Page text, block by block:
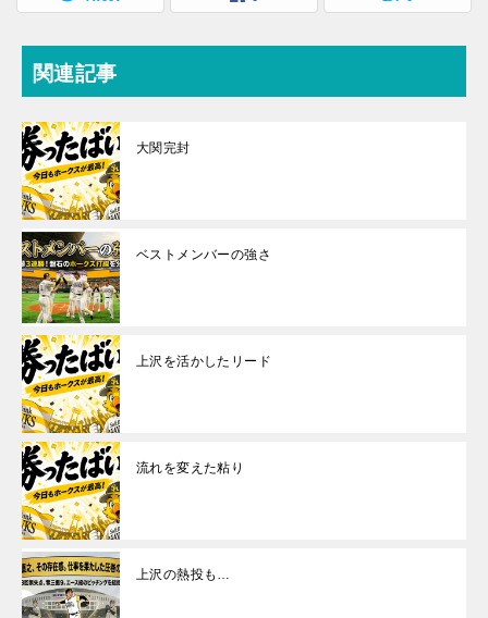
関連記事
大関完封
ベストメンバーの強さ
上沢を活かしたリード
流れを変えた粘り
上沢の熱投も…